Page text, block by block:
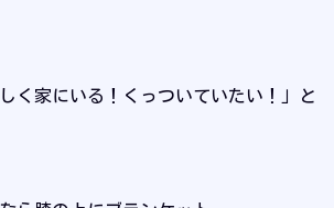
く家にいる！くっついていたい！」と